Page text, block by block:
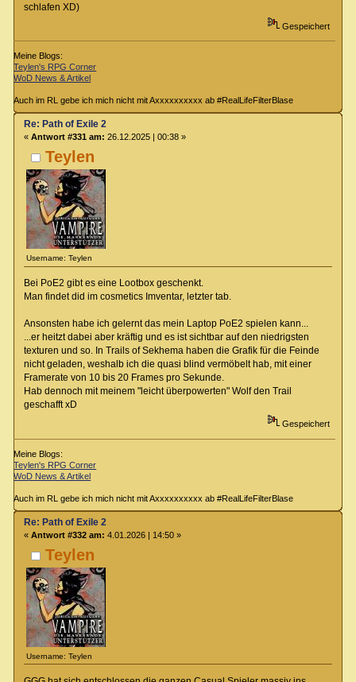
schlafen XD)
Gespeichert
Meine Blogs:
Teylen's RPG Corner
WoD News & Artikel
Auch im RL gebe ich mich nicht mit Axxxxxxxxxx ab #RealLifeFilterBlase
Teylen
Username: Teylen
Re: Path of Exile 2
« Antwort #331 am: 26.12.2025 | 00:38 »
Bei PoE2 gibt es eine Lootbox geschenkt.
Man findet did im cosmetics Imventar, letzter tab.
Ansonsten habe ich gelernt das mein Laptop PoE2 spielen kann...
...er heitzt dabei aber kräftig und es ist sichtbar auf den niedrigsten
texturen und so. In Trails of Sekhema haben die Grafik für die Feinde
nicht geladen, weshalb ich die quasi blind vermöbelt hab, mit einer
Framerate von 10 bis 20 Frames pro Sekunde.
Hab dennoch mit meinem "leicht überpowerten" Wolf den Trail
geschafft xD
Gespeichert
Meine Blogs:
Teylen's RPG Corner
WoD News & Artikel
Auch im RL gebe ich mich nicht mit Axxxxxxxxxx ab #RealLifeFilterBlase
Teylen
Username: Teylen
Re: Path of Exile 2
« Antwort #332 am: 4.01.2026 | 14:50 »